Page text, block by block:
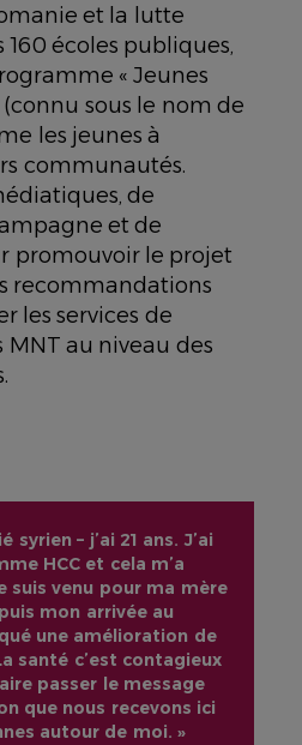
et la lutte
écoles publiques,
« Jeunes
sous le nom de
les jeunes à
communautés.
de
et de
promouvoir le projet
recommandations
les services de
au niveau des
syrien – j’ai 21 ans. J’ai
HCC et cela m’a
suis venu pour ma mère
mon arrivée au
une amélioration de
santé c’est contagieux
passer le message
que nous recevons ici
autour de moi. »